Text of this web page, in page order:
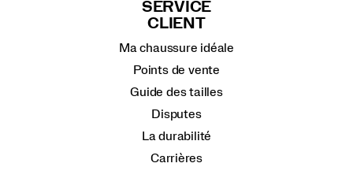
SERVICE
CLIENT
Ma chaussure idéale
Points de vente
Guide des tailles
Disputes
La durabilité
Carrières